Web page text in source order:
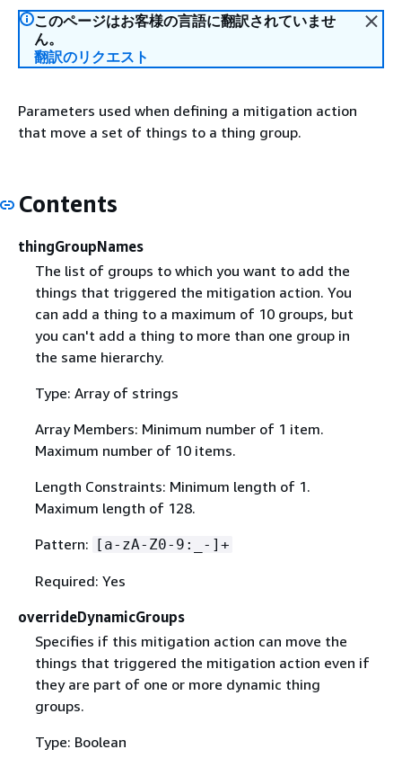
このページはお客様の言語に翻訳されていませ
ん。
翻訳のリクエスト
Parameters used when defining a mitigation action
that move a set of things to a thing group.
Contents
thingGroupNames
The list of groups to which you want to add the
things that triggered the mitigation action. You
can add a thing to a maximum of 10 groups, but
you can't add a thing to more than one group in
the same hierarchy.
Type: Array of strings
Array Members: Minimum number of 1 item.
Maximum number of 10 items.
Length Constraints: Minimum length of 1.
Maximum length of 128.
Pattern: [a-zA-Z0-9:_-]+
Required: Yes
overrideDynamicGroups
Specifies if this mitigation action can move the
things that triggered the mitigation action even if
they are part of one or more dynamic thing
groups.
Type: Boolean